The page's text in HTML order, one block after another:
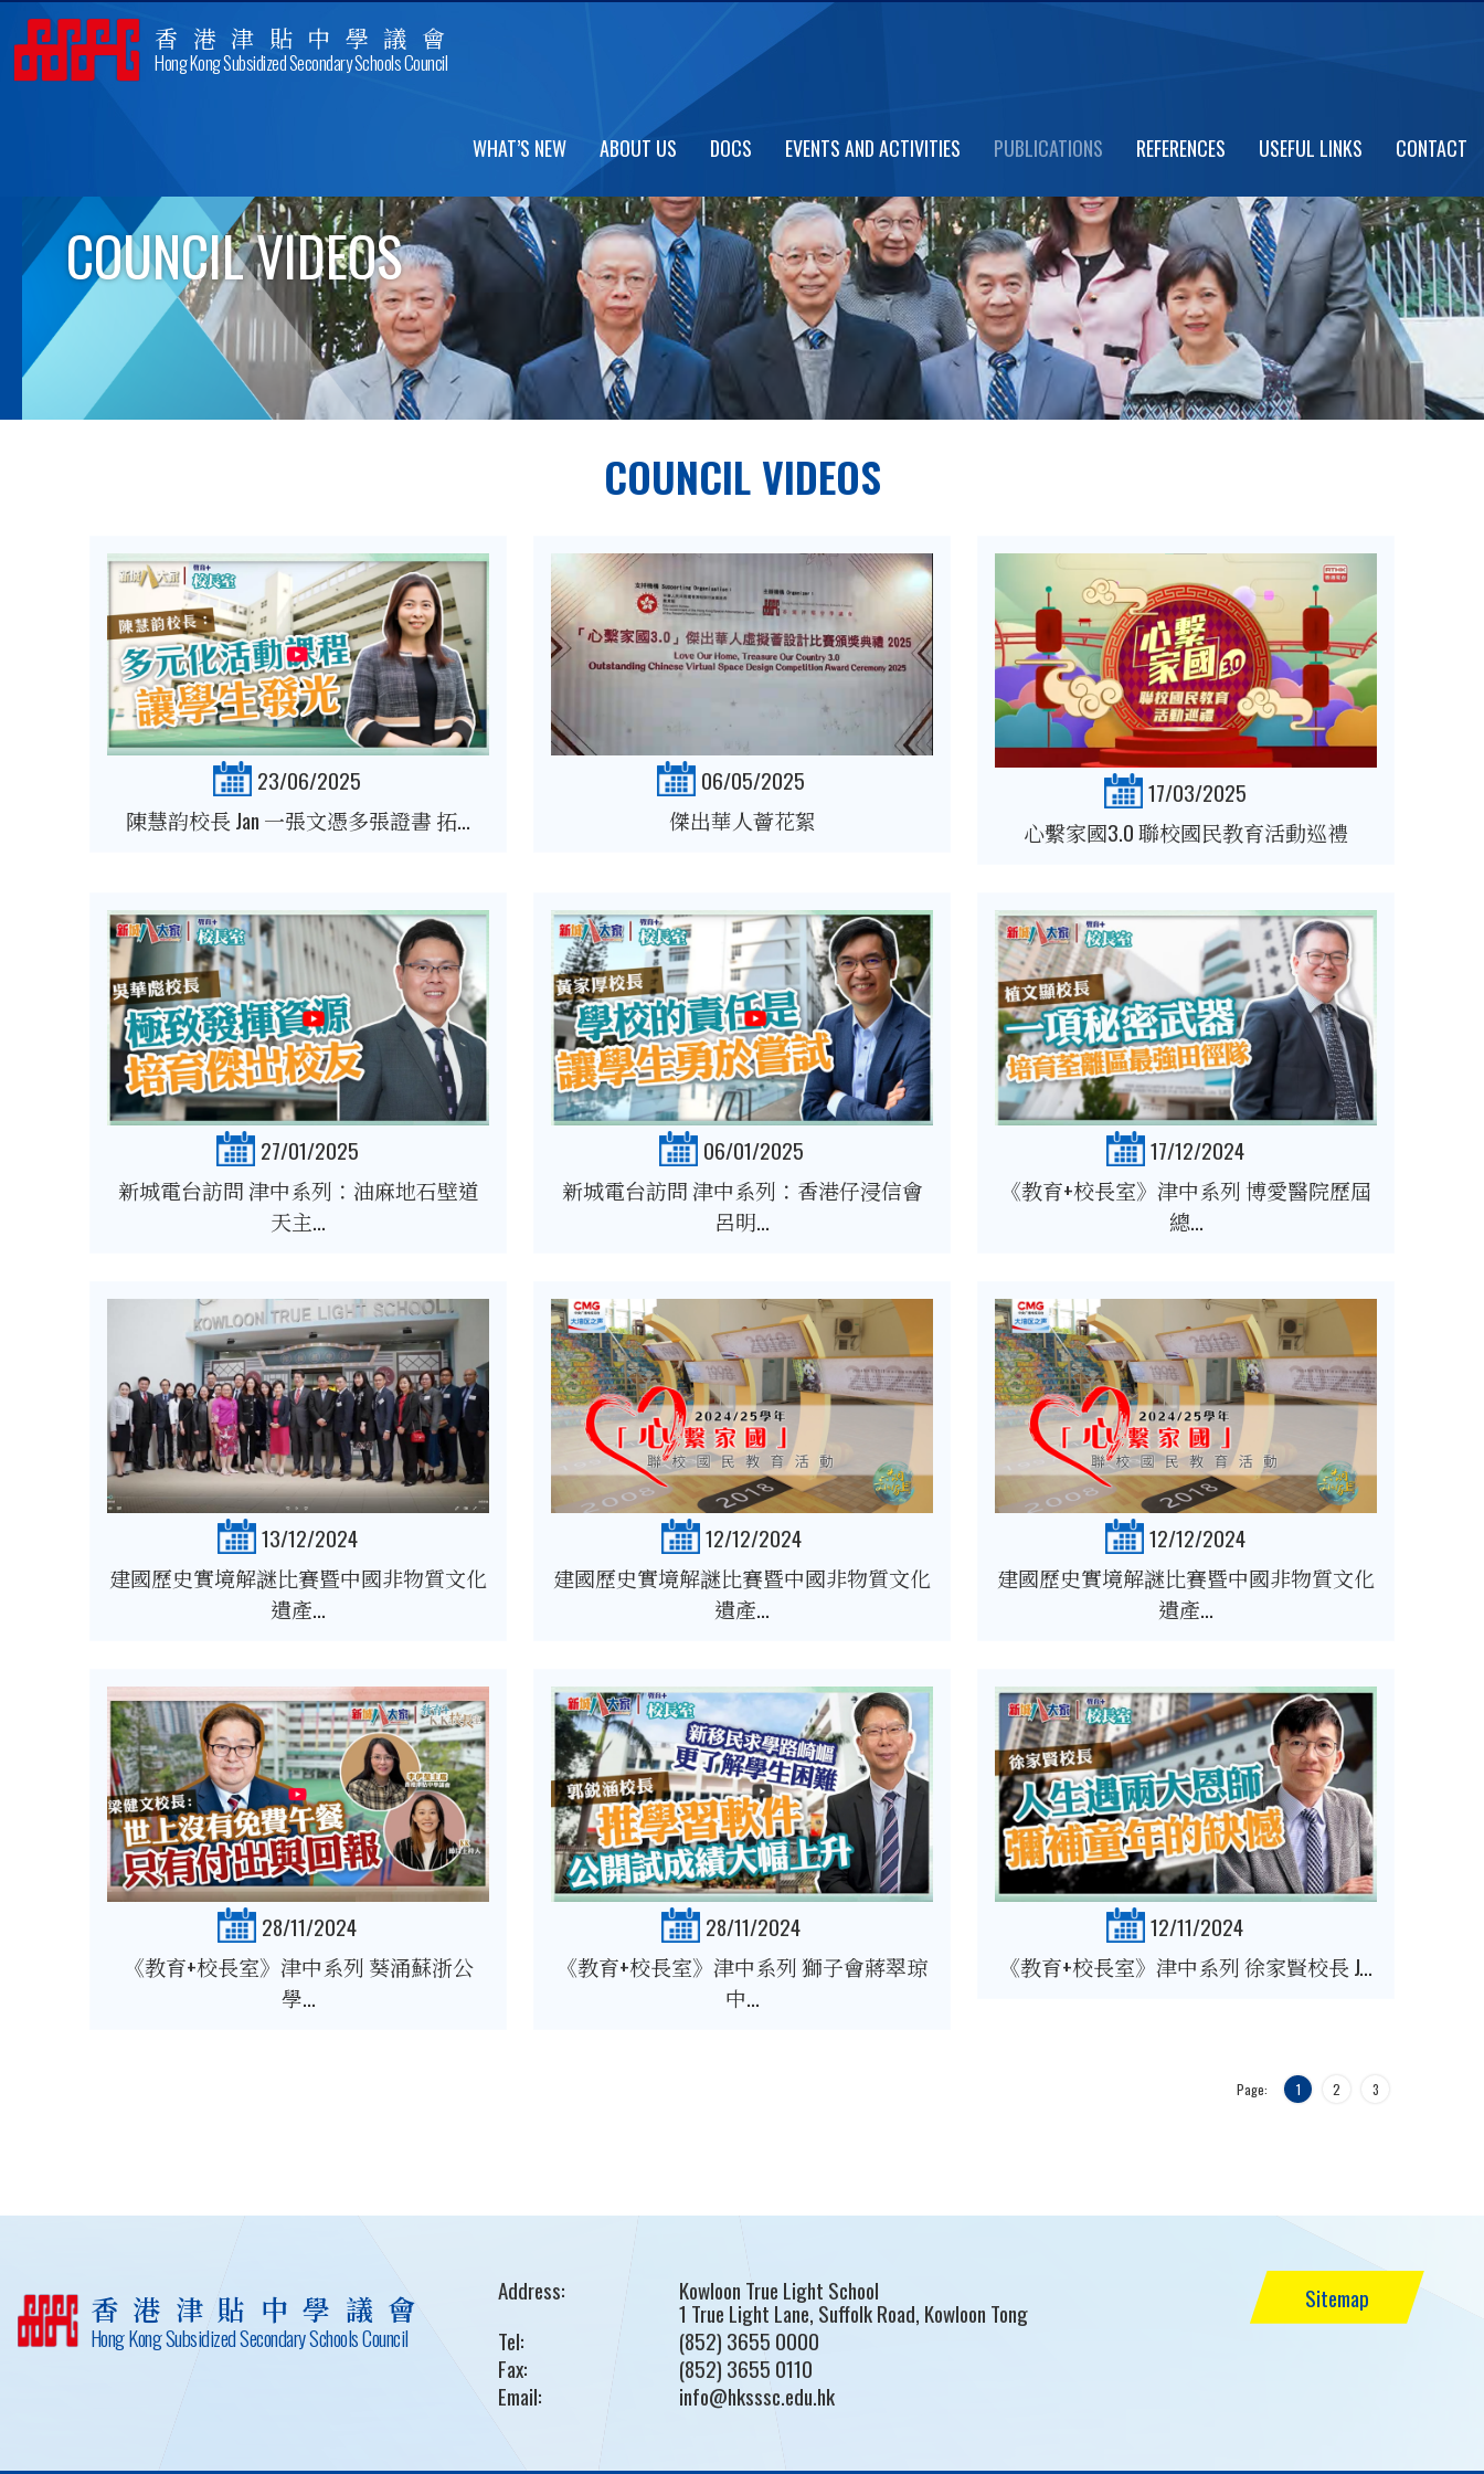
香港津貼中學議會
Hong Kong Subsidized Secondary Schools Council
WHAT’S NEW ABOUT US DOCS EVENTS AND ACTIVITIES PUBLICATIONS REFERENCES USEFUL LINKS CONTACT
COUNCIL VIDEOS
COUNCIL VIDEOS
23/06/2025
陳慧韵校長 Jan 一張文憑多張證書 拓...
06/05/2025
傑出華人薈花絮
17/03/2025
心繫家國3.0 聯校國民教育活動巡禮
27/01/2025
新城電台訪問 津中系列：油麻地石壁道
天主...
06/01/2025
新城電台訪問 津中系列：香港仔浸信會
呂明...
17/12/2024
《教育+校長室》津中系列 博愛醫院歷屆
總...
13/12/2024
建國歷史實境解謎比賽暨中國非物質文化
遺產...
12/12/2024
建國歷史實境解謎比賽暨中國非物質文化
遺產...
12/12/2024
建國歷史實境解謎比賽暨中國非物質文化
遺產...
28/11/2024
《教育+校長室》津中系列 葵涌蘇浙公
學...
28/11/2024
《教育+校長室》津中系列 獅子會蔣翠琼
中...
12/11/2024
《教育+校長室》津中系列 徐家賢校長 J...
Page: 1 2 3
香港津貼中學議會
Hong Kong Subsidized Secondary Schools Council
Address: Kowloon True Light School
1 True Light Lane, Suffolk Road, Kowloon Tong
Tel:
(852) 3655 0000
Fax:
(852) 3655 0110
Email:
info@hksssc.edu.hk
Sitemap